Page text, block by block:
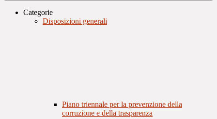
Categorie
Disposizioni generali
Piano triennale per la prevenzione della
corruzione e della trasparenza